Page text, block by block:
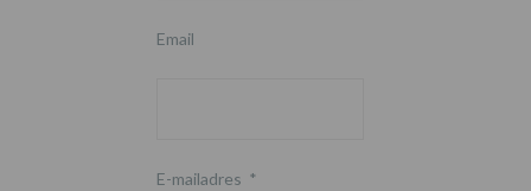
Email
E-mailadres *